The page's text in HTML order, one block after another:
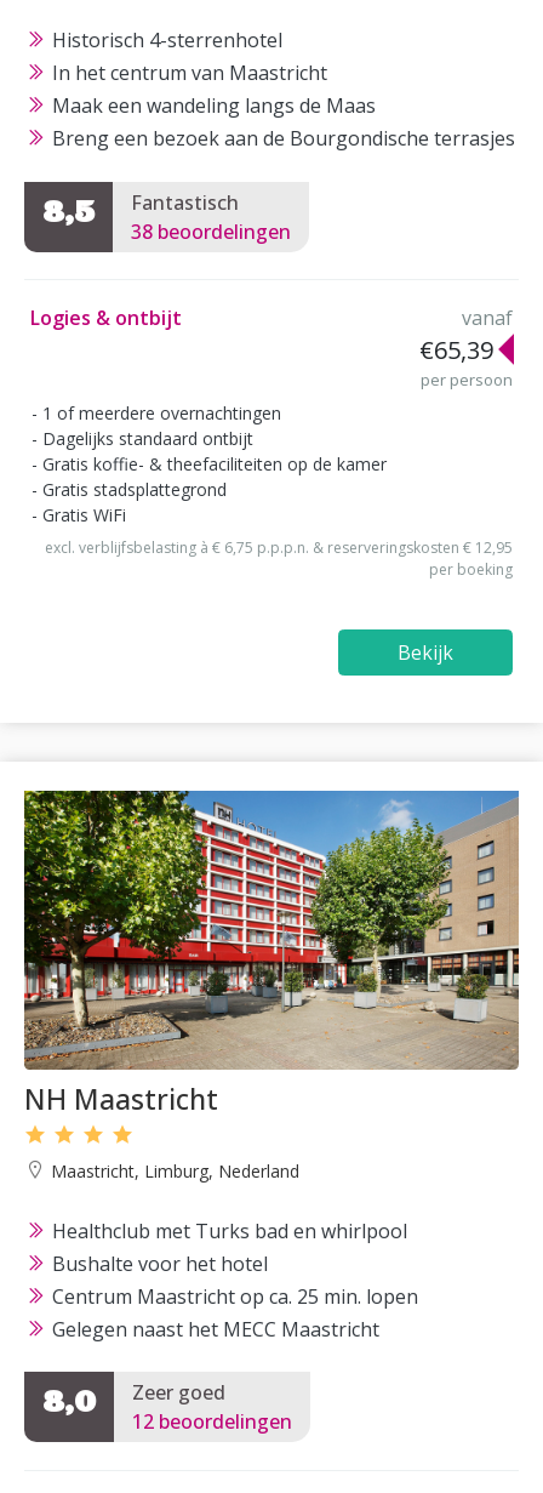
Historisch 4-sterrenhotel
In het centrum van Maastricht
Maak een wandeling langs de Maas
Breng een bezoek aan de Bourgondische terrasjes
8,5
Fantastisch
38 beoordelingen
Logies & ontbijt vanaf
€65,39
per persoon
1 of meerdere overnachtingen
Dagelijks standaard ontbijt
Gratis koffie- & theefaciliteiten op de kamer
Gratis stadsplattegrond
Gratis WiFi
excl. verblijfsbelasting à € 6,75 p.p.p.n. & reserveringskosten € 12,95
per boeking
Bekijk
NH Maastricht
Maastricht, Limburg, Nederland
Healthclub met Turks bad en whirlpool
Bushalte voor het hotel
Centrum Maastricht op ca. 25 min. lopen
Gelegen naast het MECC Maastricht
8,0
Zeer goed
12 beoordelingen